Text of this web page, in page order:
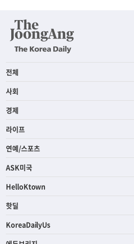
전체
사회
경제
라이프
연예/스포츠
ASK미국
HelloKtown
핫딜
KoreaDailyUs